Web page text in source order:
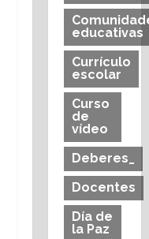
educativas
Currículo
escolar
Curso
de
vídeo
Deberes_
Docentes
Día de
la Paz